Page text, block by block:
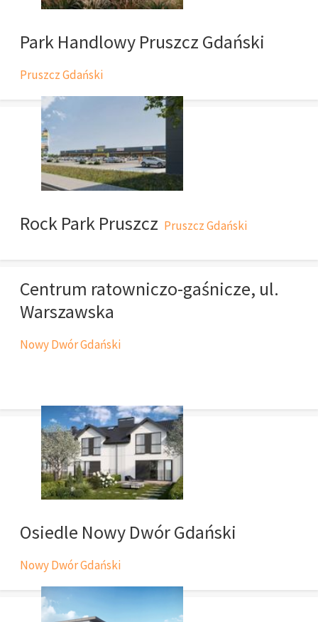
Park Handlowy Pruszcz Gdański
Pruszcz Gdański
Rock Park Pruszcz Pruszcz Gdański
Centrum ratowniczo-gaśnicze, ul.
Warszawska
Nowy Dwór Gdański
Osiedle Nowy Dwór Gdański
Nowy Dwór Gdański